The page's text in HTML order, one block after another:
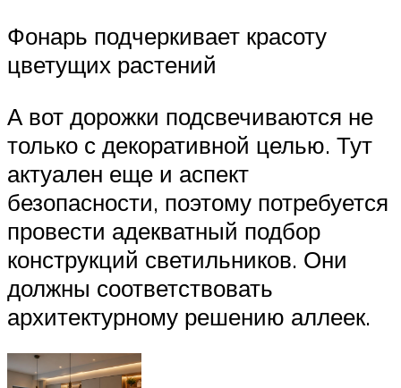
Фонарь подчеркивает красоту
цветущих растений
А вот дорожки подсвечиваются не
только с декоративной целью. Тут
актуален еще и аспект
безопасности, поэтому потребуется
провести адекватный подбор
конструкций светильников. Они
должны соответствовать
архитектурному решению аллеек.